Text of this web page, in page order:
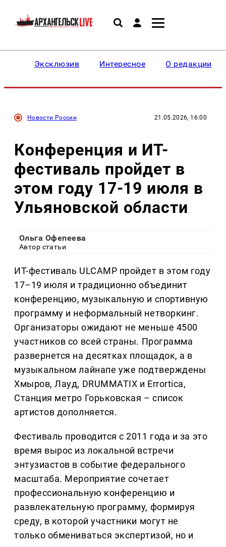
Эксклюзив Интересное О редакции
Новости России 21.05.2026, 16:00
Конференция и ИT-
фестиваль пройдет в
этом году 17-19 июля в
Ульяновской области
Ольга Офепеева
Автор статьи
ИТ-фестиваль ULCAMP пройдет в этом году
17–19 июля и традиционно объединит
конференцию, музыкальную и спортивную
программу и неформальный нетворкинг.
Организаторы ожидают не меньше 4500
участников со всей страны. Программа
развернется на десятках площадок, а в
музыкальном лайнапе уже подтверждены
Хмыров, Лауд, DRUMMATIX и Errortica,
Станция метро Горьковская – список
артистов дополняется.
Фестиваль проводится с 2011 года и за это
время вырос из локальной встречи
энтузиастов в событие федерального
масштаба. Мероприятие сочетает
профессиональную конференцию и
развлекательную программу, формируя
среду, в которой участники могут не
только обмениваться экспертизой, но и